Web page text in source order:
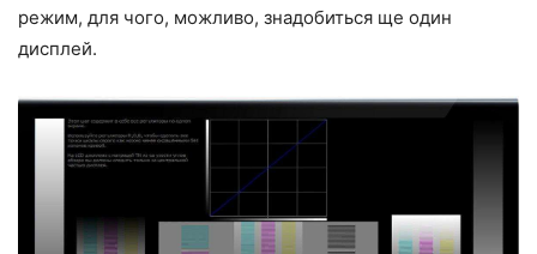
режим, для чого, можливо, знадобиться ще один
дисплей.